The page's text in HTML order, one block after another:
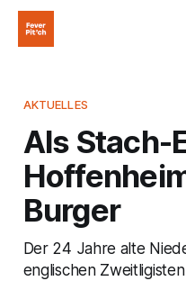
AKTUELLES
Als Stach-
Burger
Der 24 Jahre alte
englischen